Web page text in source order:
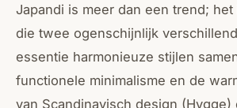
Japandi is meer dan een trend;
die twee ogenschijnlijk
essentie harmonieuze stijlen
functionele minimalisme en de
van Scandinavisch design (Hygge)